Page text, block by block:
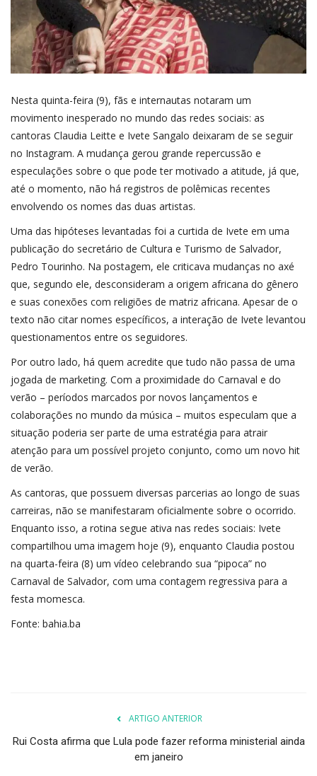
Nesta quinta-feira (9), fãs e internautas notaram um
movimento inesperado no mundo das redes sociais: as
cantoras Claudia Leitte e Ivete Sangalo deixaram de se seguir
no Instagram. A mudança gerou grande repercussão e
especulações sobre o que pode ter motivado a atitude, já que,
até o momento, não há registros de polêmicas recentes
envolvendo os nomes das duas artistas.
Uma das hipóteses levantadas foi a curtida de Ivete em uma
publicação do secretário de Cultura e Turismo de Salvador,
Pedro Tourinho. Na postagem, ele criticava mudanças no axé
que, segundo ele, desconsideram a origem africana do gênero
e suas conexões com religiões de matriz africana. Apesar de o
texto não citar nomes específicos, a interação de Ivete levantou
questionamentos entre os seguidores.
Por outro lado, há quem acredite que tudo não passa de uma
jogada de marketing. Com a proximidade do Carnaval e do
verão – períodos marcados por novos lançamentos e
colaborações no mundo da música – muitos especulam que a
situação poderia ser parte de uma estratégia para atrair
atenção para um possível projeto conjunto, como um novo hit
de verão.
As cantoras, que possuem diversas parcerias ao longo de suas
carreiras, não se manifestaram oficialmente sobre o ocorrido.
Enquanto isso, a rotina segue ativa nas redes sociais: Ivete
compartilhou uma imagem hoje (9), enquanto Claudia postou
na quarta-feira (8) um vídeo celebrando sua “pipoca” no
Carnaval de Salvador, com uma contagem regressiva para a
festa momesca.
Fonte: bahia.ba
ARTIGO ANTERIOR
Rui Costa afirma que Lula pode fazer reforma ministerial ainda
em janeiro